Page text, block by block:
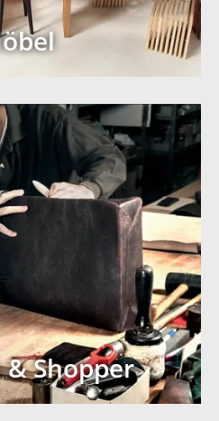
& Shopper